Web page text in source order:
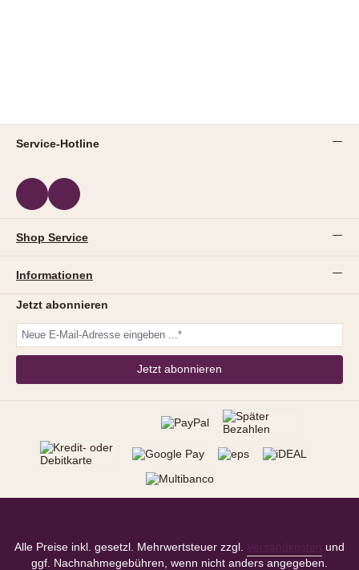
Service-Hotline
Shop Service
Informationen
Jetzt abonnieren
Jetzt abonnieren
Alle Preise inkl. gesetzl. Mehrwertsteuer zzgl. Versandkosten
und
ggf. Nachnahmegebühren, wenn nicht anders angegeben.